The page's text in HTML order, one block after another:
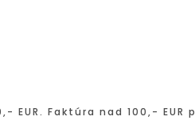
Faktúra nad 100,- EUR